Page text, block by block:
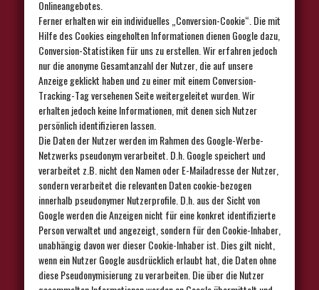
Onlineangebotes.
Ferner erhalten wir ein individuelles „Conversion-Cookie“. Die mit
Hilfe des Cookies eingeholten Informationen dienen Google dazu,
Conversion-Statistiken für uns zu erstellen. Wir erfahren jedoch
nur die anonyme Gesamtanzahl der Nutzer, die auf unsere
Anzeige geklickt haben und zu einer mit einem Conversion-
Tracking-Tag versehenen Seite weitergeleitet wurden. Wir
erhalten jedoch keine Informationen, mit denen sich Nutzer
persönlich identifizieren lassen.
Die Daten der Nutzer werden im Rahmen des Google-Werbe-
Netzwerks pseudonym verarbeitet. D.h. Google speichert und
verarbeitet z.B. nicht den Namen oder E-Mailadresse der Nutzer,
sondern verarbeitet die relevanten Daten cookie-bezogen
innerhalb pseudonymer Nutzerprofile. D.h. aus der Sicht von
Google werden die Anzeigen nicht für eine konkret identifizierte
Person verwaltet und angezeigt, sondern für den Cookie-Inhaber,
unabhängig davon wer dieser Cookie-Inhaber ist. Dies gilt nicht,
wenn ein Nutzer Google ausdrücklich erlaubt hat, die Daten ohne
diese Pseudonymisierung zu verarbeiten. Die über die Nutzer